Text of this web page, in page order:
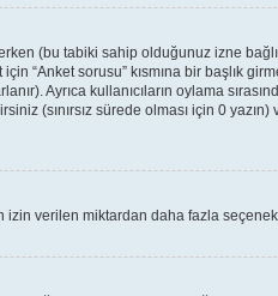
(bu tabiki sahip olduğunuz izne
“Anket sorusu” kısmına bir başlık
Ayrıca kullanıcıların oylama
(sınırsız sürede olması için 0
verilen miktardan daha fazla